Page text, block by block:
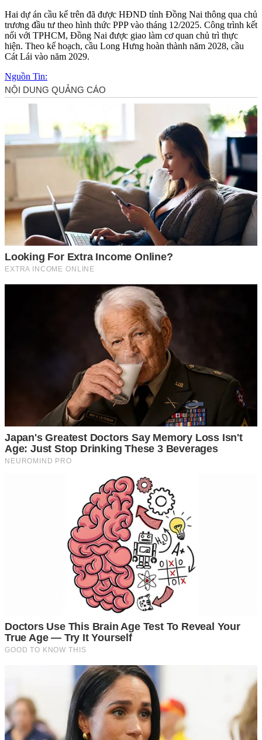
Hai dự án cầu kể trên đã được HĐND tỉnh Đồng Nai thông qua chủ
trương đầu tư theo hình thức PPP vào tháng 12/2025. Công trình kết
nối với TPHCM, Đồng Nai được giao làm cơ quan chủ trì thực
hiện. Theo kế hoạch, cầu Long Hưng hoàn thành năm 2028, cầu
Cát Lái vào năm 2029.
Nguồn Tin: